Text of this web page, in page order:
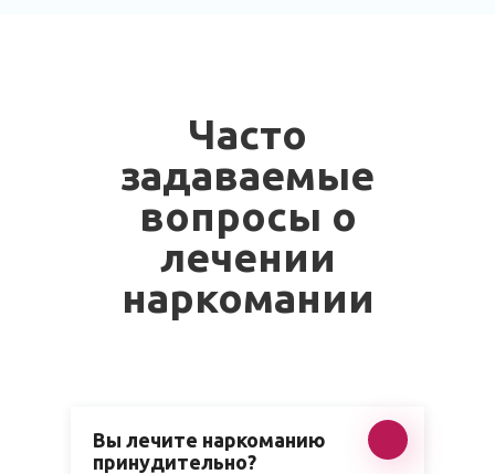
Часто
задаваемые
вопросы о
лечении
наркомании
Вы лечите наркоманию
принудительно?